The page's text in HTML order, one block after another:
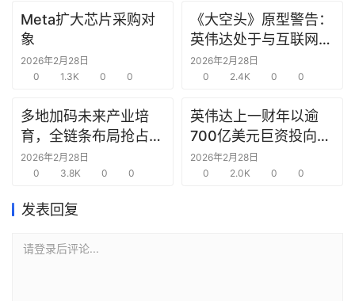
创
投
窗
合
Meta扩大芯片采购对
象
2026年2月28日
0
1.3K 0 0
《大空头》原型警告：
英伟达处于与互联网泡
沫时期思科同样的“危
险境地”
2026年2月28日
0
2.4K 0 0
多地加码未来产业培
育，全链条布局抢占新
赛道先机
2026年2月28日
0
3.8K 0 0
英伟达上一财年以逾
700亿美元巨资投向合
作方，竭力巩固AI芯片
需求
2026年2月28日
0
2.0K 0 0
发表回复
请登录后评论...